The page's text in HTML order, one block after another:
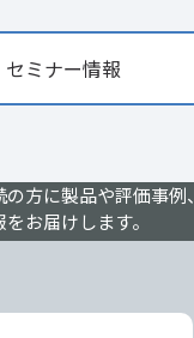
セミナー情報
方に製品や評価事例、
お届けします。